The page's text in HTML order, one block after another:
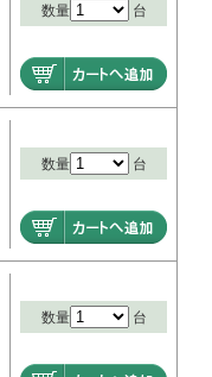
数量 台
数量 台
数量 台